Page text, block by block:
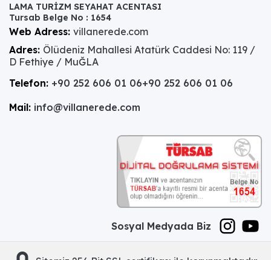
LAMA TURİZM SEYAHAT ACENTASI
Tursab Belge No : 1654
Web Adress: villanerede.com
Adres: Ölüdeniz Mahallesi Atatürk Caddesi No: 119 /
D Fethiye / MuĞLA
Telefon: +90 252 606 01 06+90 252 606 01 06
Mail: info@villanerede.com
Sosyal Medyada Biz